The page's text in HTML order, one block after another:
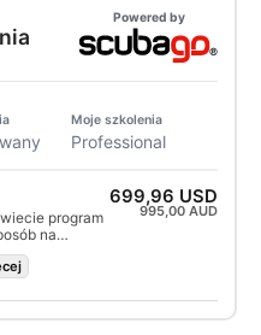
Powered by
Moje szkolenia
Professional
program
na
życie jako
w
i
699,96 USD
995,00 AUD